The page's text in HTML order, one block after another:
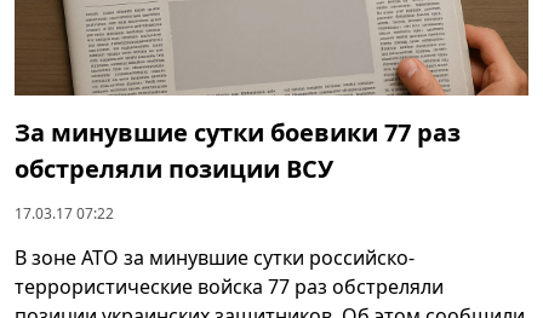
За минувшие сутки боевики 77 раз
обстреляли позиции ВСУ
17.03.17 07:22
В зоне АТО за минувшие сутки российско-
террористические войска 77 раз обстреляли